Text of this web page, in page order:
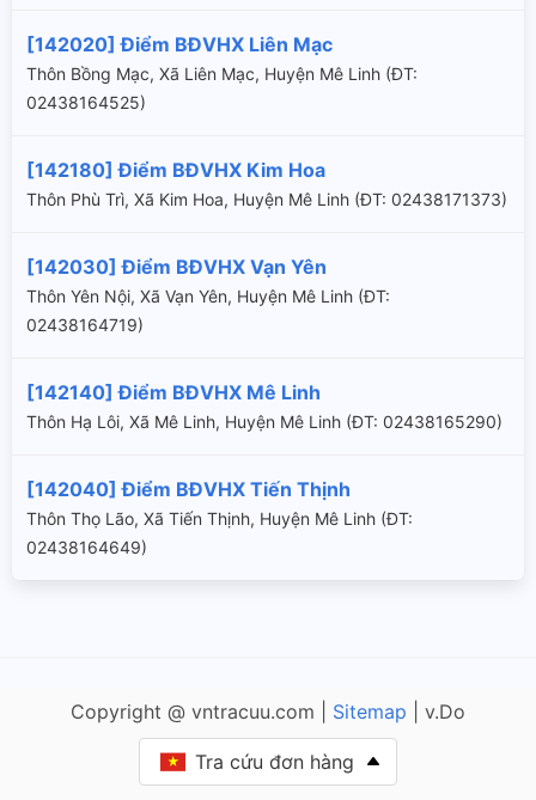
[142020] Điểm BĐVHX Liên Mạc
Thôn Bồng Mạc, Xã Liên Mạc, Huyện Mê Linh (ÐT:
02438164525)
[142180] Điểm BĐVHX Kim Hoa
Thôn Phù Trì, Xã Kim Hoa, Huyện Mê Linh (ÐT: 02438171373)
[142030] Điểm BĐVHX Vạn Yên
Thôn Yên Nội, Xã Vạn Yên, Huyện Mê Linh (ÐT:
02438164719)
[142140] Điểm BĐVHX Mê Linh
Thôn Hạ Lôi, Xã Mê Linh, Huyện Mê Linh (ÐT: 02438165290)
[142040] Điểm BĐVHX Tiến Thịnh
Thôn Thọ Lão, Xã Tiến Thịnh, Huyện Mê Linh (ÐT:
02438164649)
Copyright @ vntracuu.com | Sitemap | v.Do
Tra cứu đơn hàng